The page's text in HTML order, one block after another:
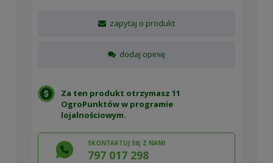
zapytaj o produkt
dodaj opinię
Za ten produkt otrzymasz 11
OgroPunktów w programie
lojalnościowym.
SKONTAKTUJ SIĘ Z NAMI
797 017 298